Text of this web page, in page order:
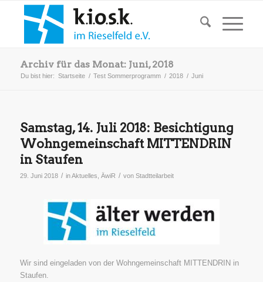
Archiv für das Monat: Juni, 2018
Du bist hier: Startseite / Test Sommerprogramm / 2018 / Juni
Samstag, 14. Juli 2018: Besichtigung
Wohngemeinschaft MITTENDRIN
in Staufen
29. Juni 2018 / inAktuelles ÄwiR / von Stadtteilarbeit
Wir sind eingeladen von der Wohngemeinschaft MITTENDRIN in
Staufen.